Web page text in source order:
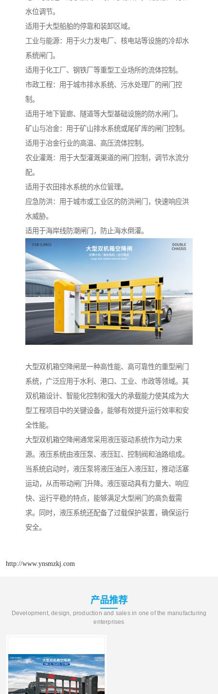
水位调节。
适用于大型船舶的停靠和装卸区域。
工业与能源：用于火力发电厂、核电站等设施的冷却水
系统闸门。
适用于化工厂、钢铁厂等重型工业场所的流体控制。
市政工程：用于城市排水系统、污水处理厂的闸门控
制。
适用于地下管廊、隧道等大型基础设施的防水闸门。
矿山与冶金：用于矿山排水系统或尾矿库的闸门控制。
适用于冶金行业的高温、高压流体控制。
农业灌溉：用于大型灌溉渠道的闸门控制，调节水流分
配。
适用于农田排水系统的水位管理。
应急防洪：用于城市或工业区的防洪闸门，快速响应洪
水威胁。
适用于海岸线防潮闸门，防止海水倒灌。
大型双机箱空降闸是一种高性能、高可靠性的重型闸门
系统，广泛应用于水利、港口、工业、市政等领域。其
双机箱设计、智能化控制和强大的承载能力使其成为大
型工程项目中的关键设备，能够有效提升运行效率和安
全性能。
大型双机箱空降闸通常采用液压驱动系统作为动力来
源。液压系统由液压泵、液压缸、控制阀和油路组成。
当系统启动时，液压泵将液压油压入液压缸，推动活塞
运动，从而带动闸门升降。液压驱动具有力量大、响应
快、运行平稳的特点，能够满足大型闸门的高负载需
求。同时，液压系统还配备了过载保护装置，确保运行
安全。
http://www.ynsmzkj.com
产品推荐
Development, design, production and sales in one of the manufacturing
enterprises